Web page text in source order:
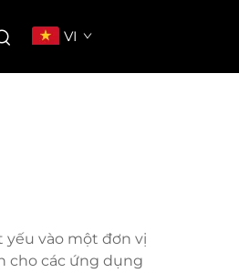
VI
vào một đơn vị
cho các ứng dụng